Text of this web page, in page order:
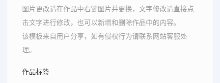
图片更改请在作品中右键图片并更换，文字修改请直接点
击文字进行修改，也可以新增和删除作品中的内容。
该模板来自用户分享，如有侵权行为请联系网站客服处
理。
作品标签